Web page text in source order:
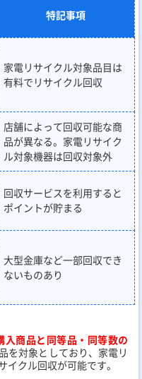
特記事項
家電リサイクル対象品目は
有料でリサイクル回収
店舗によって回収可能な商
品が異なる。家電リサイク
ル対象機器は回収対象外
回収サービスを利用すると
ポイントが貯まる
大型金庫など一部回収でき
ないものあり
入商品と同等品・同等数の
を対象としており、家電リ
クル回収が可能です。